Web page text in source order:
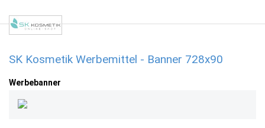
SK Kosmetik Werbemittel - Banner 728x90
Werbebanner